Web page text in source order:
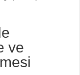
ve